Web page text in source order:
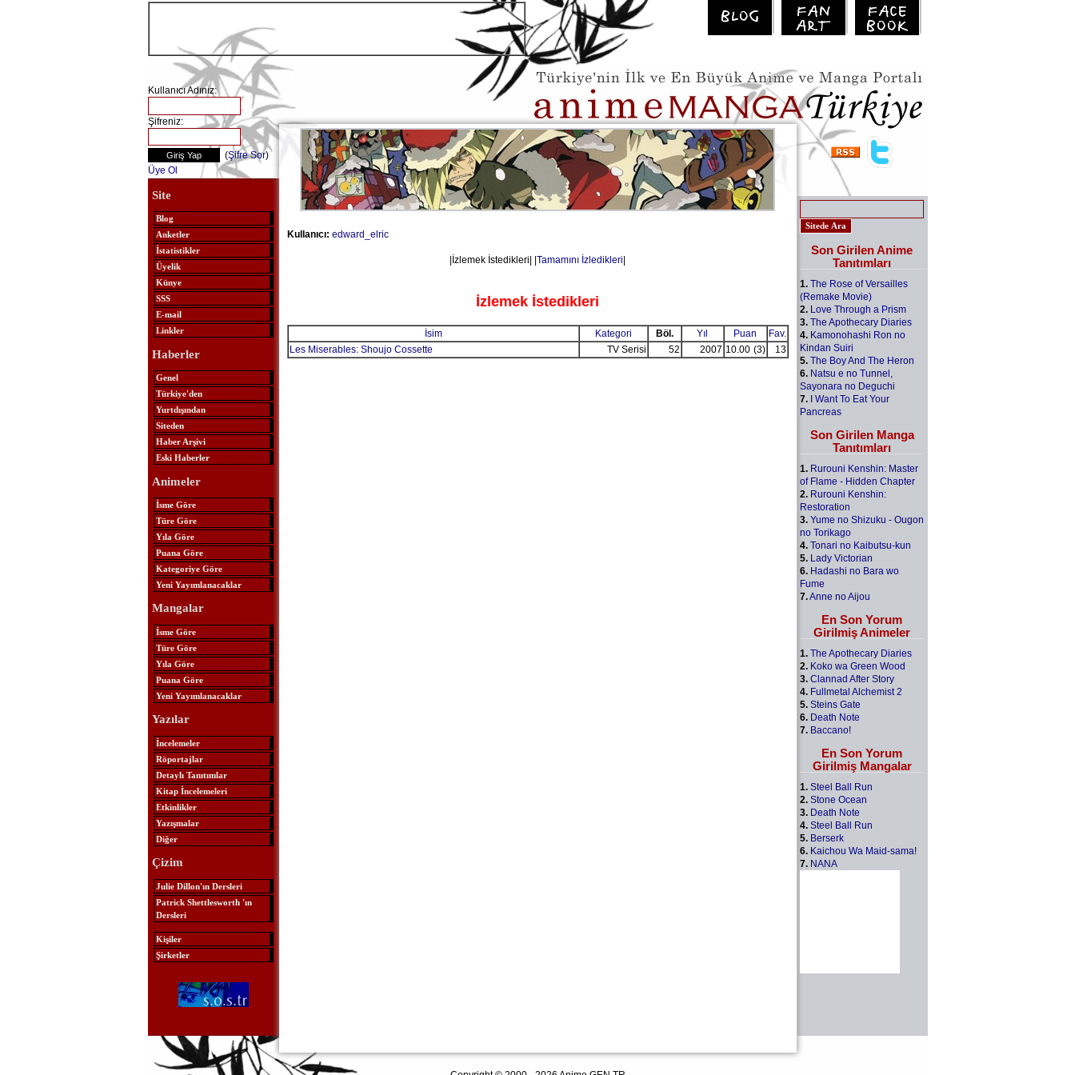
Kullanıcı Adınız:
Şifreniz:
(Şifre Sor)
Üye Ol
Site
Blog
Anketler
İstatistikler
Üyelik
Künye
SSS
E-mail
Linkler
Haberler
Genel
Türkiye'den
Yurtdışından
Siteden
Haber Arşivi
Eski Haberler
Animeler
İsme Göre
Türe Göre
Yıla Göre
Puana Göre
Kategoriye Göre
Yeni Yayımlanacaklar
Mangalar
İsme Göre
Türe Göre
Yıla Göre
Puana Göre
Yeni Yayımlanacaklar
Yazılar
İncelemeler
Röportajlar
Detaylı Tanıtımlar
Kitap İncelemeleri
Etkinlikler
Yazışmalar
Diğer
Çizim
Julie Dillon'ın Dersleri
Patrick Shettlesworth 'ın
Dersleri
Kişiler
Şirketler
Kullanıcı: edward_elric
|İzlemek İstedikleri| | Tamamını İzledikleri
İzlemek İstedikleri
İsim Kategori Böl. Yıl Puan
Fav.
Les Miserables: Shoujo Cossette
TV Serisi 52 2007 10.00 (3) 13
Son Girilen Anime
Tanıtımları
1. The Rose of Versailles
(Remake Movie)
2. Love Through a Prism
3. The Apothecary Diaries
4. Kamonohashi Ron no
Kindan Suiri
5. The Boy And The Heron
6. Natsu e no Tunnel,
Sayonara no Deguchi
7. I Want To Eat Your
Pancreas
Son Girilen Manga
Tanıtımları
1. Rurouni Kenshin: Master
of Flame - Hidden Chapter
2. Rurouni Kenshin:
Restoration
3. Yume no Shizuku - Ougon
no Torikago
4. Tonari no Kaibutsu-kun
5. Lady Victorian
6. Hadashi no Bara wo
Fume
7.Anne no Aijou
En Son Yorum
Girilmiş Animeler
1. The Apothecary Diaries
2. Koko wa Green Wood
3. Clannad After Story
4. Fullmetal Alchemist 2
5. Steins Gate
6. Death Note
7. Baccano!
En Son Yorum
Girilmiş Mangalar
1. Steel Ball Run
2. Stone Ocean
3. Death Note
4. Steel Ball Run
5. Berserk
6. Kaichou Wa Maid-sama!
7. NANA